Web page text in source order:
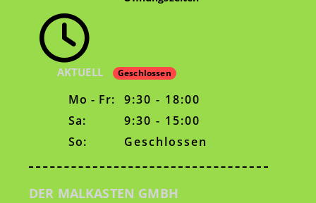
AKTUELL Geschlossen
Mo - Fr:
9:30 - 18:00
Sa:
9:30 - 15:00
So:
Geschlossen
DER MALKASTEN GMBH